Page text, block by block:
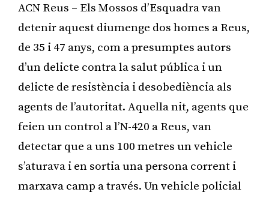
ACN Reus – Els Mossos d’Esquadra van
detenir aquest diumenge dos homes a Reus,
de 35 i 47 anys, com a presumptes autors
d’un delicte contra la salut pública i un
delicte de resistència i desobediència als
agents de l’autoritat. Aquella nit, agents que
feien un control a l’N-420 a Reus, van
detectar que a uns 100 metres un vehicle
s’aturava i en sortia una persona corrent i
marxava camp a través. Un vehicle policial